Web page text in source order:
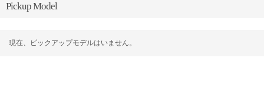
Pickup Model
現在、ピックアップモデルはいません。